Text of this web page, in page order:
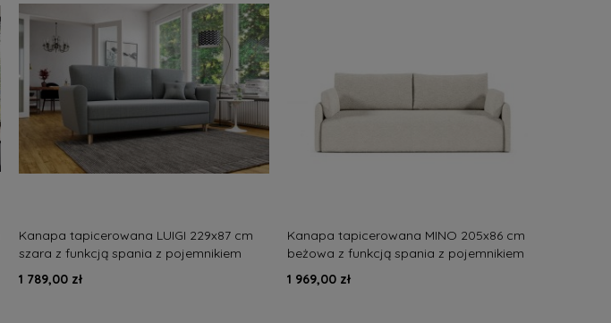
Kanapa tapicerowana LUIGI 229x87 cm
szara z funkcją spania z pojemnikiem
1 789,00 zł
Kanapa tapicerowana MINO 205x86 cm
beżowa z funkcją spania z pojemnikiem
nowoczesna
1 969,00 zł